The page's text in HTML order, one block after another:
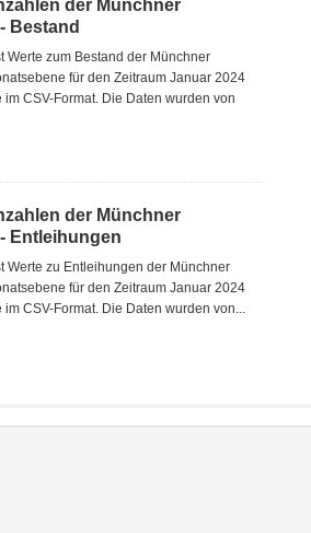
der Münchner
Bestand
Werte zum Bestand der Münchner
für den Zeitraum Januar 2024
CSV-Format. Die Daten wurden von
der Münchner
Entleihungen
Werte zu Entleihungen der Münchner
für den Zeitraum Januar 2024
CSV-Format. Die Daten wurden von...